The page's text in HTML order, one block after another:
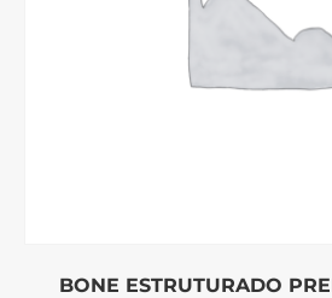
BONE ESTRUTURADO